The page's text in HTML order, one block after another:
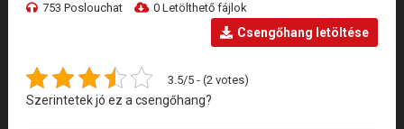
753 Poslouchat 0 Letölthető fájlok
Csengőhang letöltése
3.5/5 - (2 votes)
Szerintetek jó ez a csengőhang?